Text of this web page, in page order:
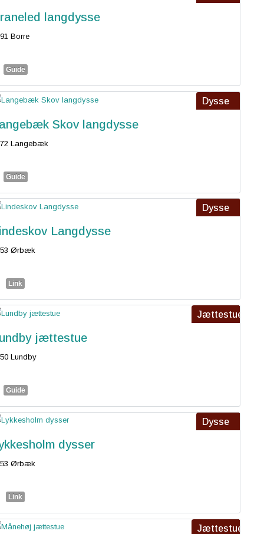
langdysse
Borre
Guide
Dysse
Skov langdysse
Langebæk
Guide
Dysse
Langdysse
Ørbæk
Link
Jættestue
jættestue
Lundby
Guide
Dysse
dysser
Ørbæk
Link
Jættestue